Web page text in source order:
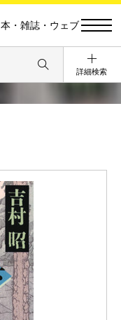
本・雑誌・ウェブ
詳細検索